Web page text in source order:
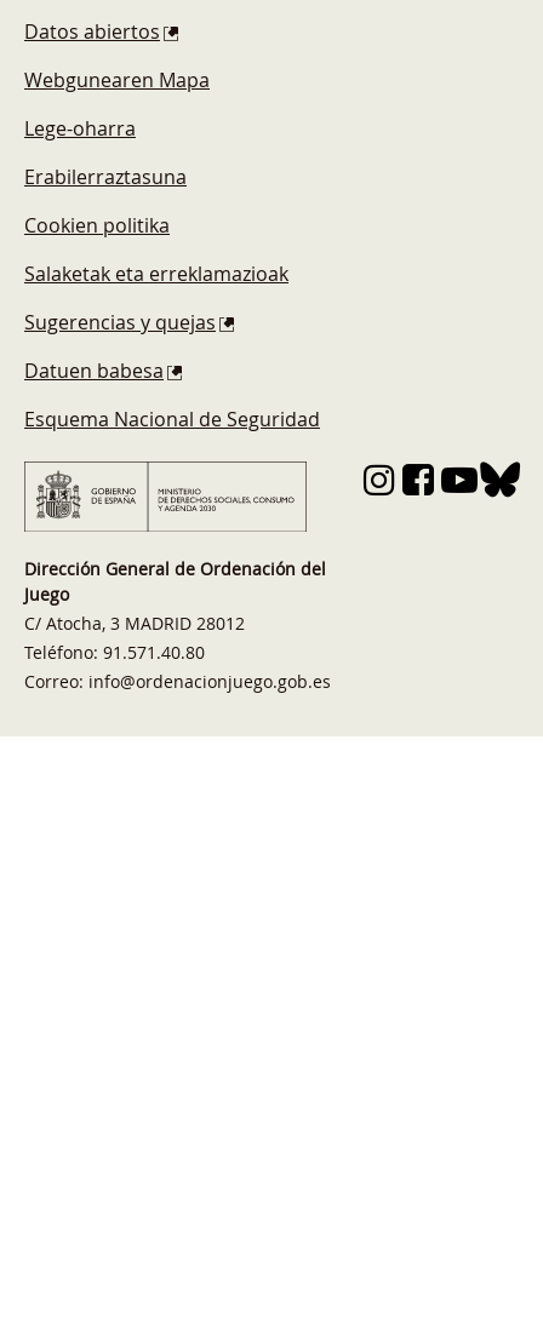
Datos abiertos
Webgunearen Mapa
Lege-oharra
Erabilerraztasuna
Cookien politika
Salaketak eta erreklamazioak
Sugerencias y quejas
Datuen babesa
Esquema Nacional de Seguridad
Dirección General de Ordenación del
Juego
C/ Atocha, 3 MADRID 28012
Teléfono: 91.571.40.80
Correo: info@ordenacionjuego.gob.es